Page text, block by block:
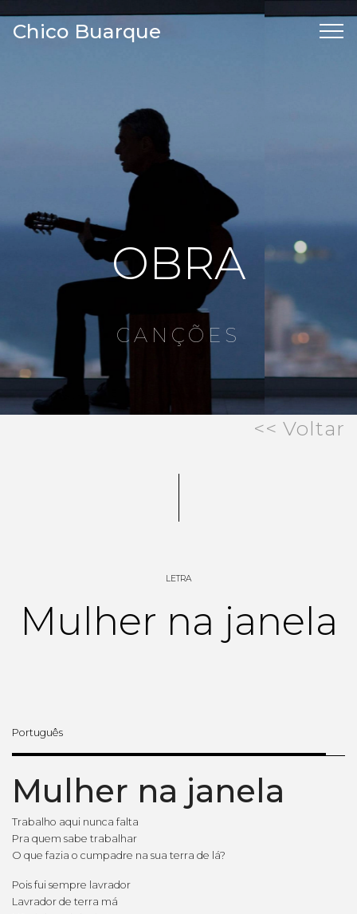
Chico Buarque
OBRA
CANÇÕES
<< Voltar
LETRA
Mulher na janela
Português
Mulher na janela
Trabalho aqui nunca falta
Pra quem sabe trabalhar
O que fazia o cumpadre na sua terra de lá?
Pois fui sempre lavrador
Lavrador de terra má